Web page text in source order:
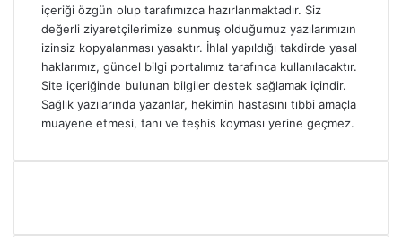
içeriği özgün olup tarafımızca hazırlanmaktadır. Siz
değerli ziyaretçilerimize sunmuş olduğumuz yazılarımızın
izinsiz kopyalanması yasaktır. İhlal yapıldığı takdirde yasal
haklarımız, güncel bilgi portalımız tarafınca kullanılacaktır.
Site içeriğinde bulunan bilgiler destek sağlamak içindir.
Sağlık yazılarında yazanlar, hekimin hastasını tıbbi amaçla
muayene etmesi, tanı ve teşhis koyması yerine geçmez.